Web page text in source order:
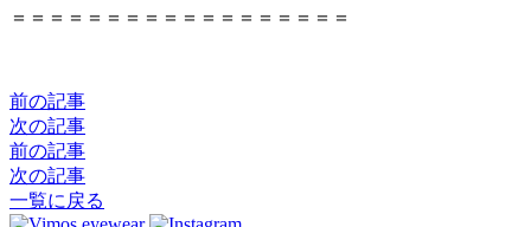
＝＝＝＝＝＝＝＝＝＝＝＝＝＝＝＝＝＝
前の記事
次の記事
前の記事
次の記事
一覧に戻る